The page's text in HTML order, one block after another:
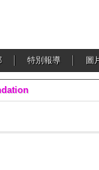
特別報導 圖